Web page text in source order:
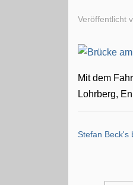
Veröffentlicht
Mit dem
Lohrberg,
Stefan Beck's